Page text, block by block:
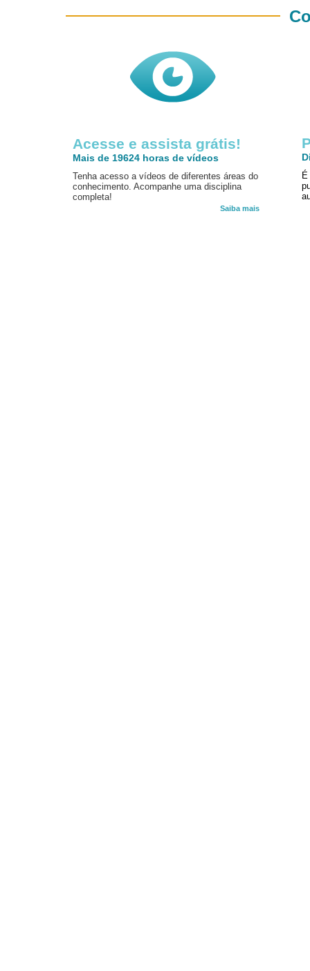
Acesse e assista grátis!
Mais de 19624 horas de vídeos
Tenha acesso a vídeos de diferentes áreas do
conhecimento. Acompanhe uma disciplina
completa!
Saiba mais